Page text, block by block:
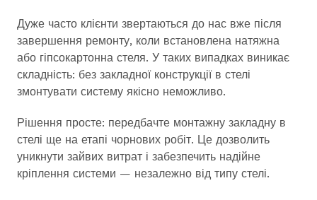
Дуже часто клієнти звертаються до нас вже після
завершення ремонту, коли встановлена натяжна
або гіпсокартонна стеля. У таких випадках виникає
складність: без закладної конструкції в стелі
змонтувати систему якісно неможливо.
Рішення просте: передбачте монтажну закладну в
стелі ще на етапі чорнових робіт. Це дозволить
уникнути зайвих витрат і забезпечить надійне
кріплення системи — незалежно від типу стелі.